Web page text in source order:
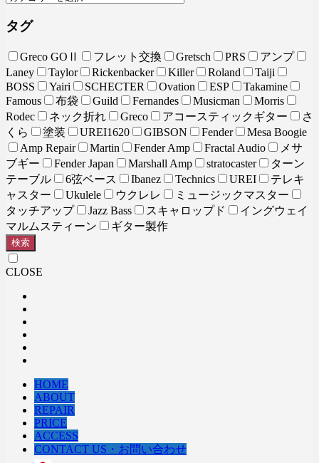
タグ
Greco GOⅡ フレット交換 Gretsch PRS
アンプ
Laney
Taylor Rickenbacker Killer Roland
Taiji
BOSS
Yairi SCHECTER Ovation ESP
Takamine
Famous
布袋 Guild Fernandes Musicman
Morris
Rodec
ネック折れ Greco アコースティックギター
さ
くら
塗装 UREI1620 GIBSON Fender
Mesa Boogie
Amp Repair
Martin Fender Amp Fractal Audio
メサ
ブギー
Fender Japan Marshall Amp stratocaster
ターン
テーブル
6弦ベース Ibanez Technics UREI
テレキ
ャスター
Ukulele ウクレレ
ミュージックマスター
タッチアップ
Jazz Bass スキャロップド
イングウェイ
マルムスティーン
ギター製作
検索
CLOSE
HOME
ABOUT
REPAIR
PRICE
ACCESS
CONTACT US・お問い合わせ